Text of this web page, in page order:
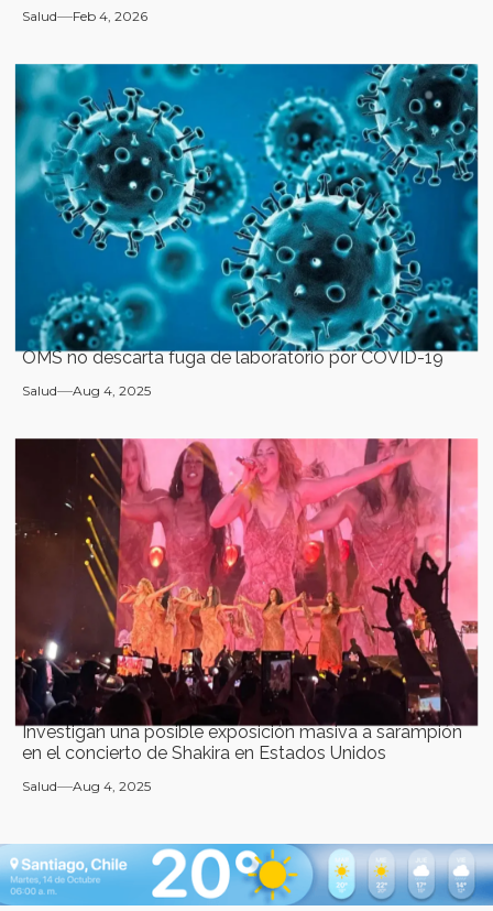
Salud Feb 4, 2026
OMS no descarta fuga de laboratorio por COVID-19
Salud Aug 4, 2025
Investigan una posible exposición masiva a sarampión
en el concierto de Shakira en Estados Unidos
Salud Aug 4, 2025